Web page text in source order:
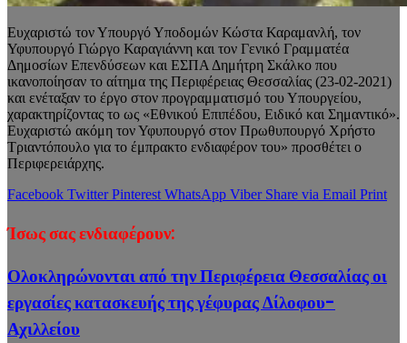
Ευχαριστώ τον Υπουργό Υποδομών Κώστα Καραμανλή, τον
Υφυπουργό Γιώργο Καραγιάννη και τον Γενικό Γραμματέα
Δημοσίων Επενδύσεων και ΕΣΠΑ Δημήτρη Σκάλκο που
ικανοποίησαν το αίτημα της Περιφέρειας Θεσσαλίας (23-02-2021)
και ενέταξαν το έργο στον προγραμματισμό του Υπουργείου,
χαρακτηρίζοντας το ως «Εθνικού Επιπέδου, Ειδικό και Σημαντικό».
Ευχαριστώ ακόμη τον Υφυπουργό στον Πρωθυπουργό Χρήστο
Τριαντόπουλο για το έμπρακτο ενδιαφέρον του» προσθέτει ο
Περιφερειάρχης.
Facebook Twitter Pinterest WhatsApp Viber Share via Email Print
Ίσως σας ενδιαφέρουν:
Ολοκληρώνονται από την Περιφέρεια Θεσσαλίας οι
εργασίες κατασκευής της γέφυρας Δίλοφου-
Αχιλλείου